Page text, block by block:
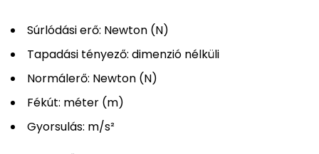
Súrlódási erő: Newton (N)
Tapadási tényező: dimenzió nélküli
Normálerő: Newton (N)
Fékút: méter (m)
Gyorsulás: m/s²